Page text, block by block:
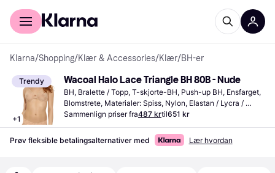
For kunder
Klarna/Shopping/Klær & Accessories/Klær/BH-er
Trendy
+1
Wacoal Halo Lace Triangle BH 80B - Nude
BH, Bralette / Topp, T-skjorte-BH, Push-up BH, Ensfarget,
Blomstrete, Materialer: Spiss, Nylon, Elastan / Lycra /
Spandex, Mikrofiber, Polyamid, Selvheftende, Regulerbare
skulderstropper, Bøyle, Seamless
Sammenlign priser fra487 krtil651 kr
Prøv fleksible betalingsalternativer med Lær hvordan